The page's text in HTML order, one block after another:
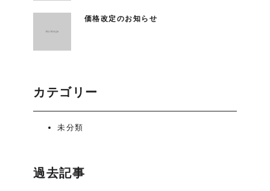
価格改定のお知らせ
カテゴリー
未分類
過去記事